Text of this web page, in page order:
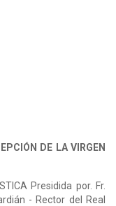
DE LA VIRGEN
Presidida por. Fr.
- Rector del Real